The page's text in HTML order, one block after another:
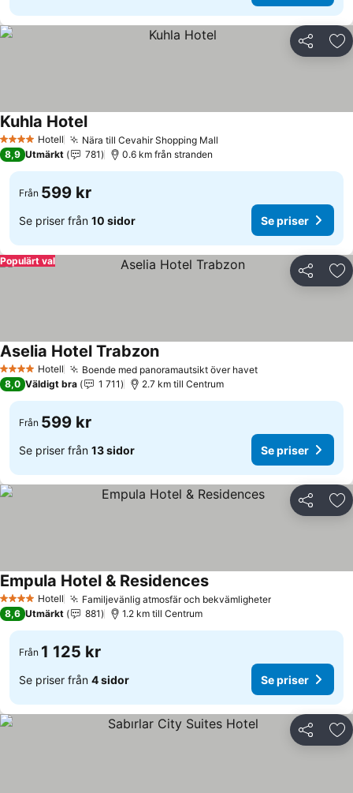
Dela
4 StjärnorHotell Nära till Cevahir Shopping Mall
Kuhla Hotel
8,9 Utmärkt 781 0.6 km från stranden
Från 599 kr
Se priser från 10 sidor Se priser
Dela
Populärt val
4 StjärnorHotell Boende med panoramautsikt över havet
Aselia Hotel Trabzon
8,0 Väldigt bra 1 711 2.7 km till Centrum
Från 599 kr
Se priser från 13 sidor Se priser
Dela
4 StjärnorHotell Familjevänlig atmosfär och bekvämligheter
Empula Hotel & Residences
8,6 Utmärkt 881 1.2 km till Centrum
Från 1 125 kr
Se priser från 4 sidor Se priser
Dela